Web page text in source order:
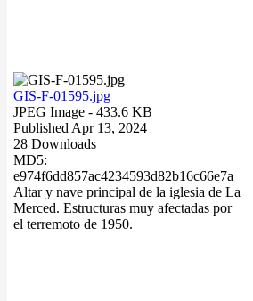
GIS-F-01595.jpg
JPEG Image - 433.6 KB
Published Apr 13, 2024
28 Downloads
MD5:
e974f6dd857ac4234593d82b16c66e7a
Altar y nave principal de la iglesia de La
Merced. Estructuras muy afectadas por
el terremoto de 1950.